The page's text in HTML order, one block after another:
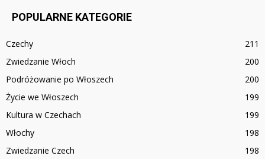
POPULARNE KATEGORIE
Czechy
211
Zwiedzanie Włoch
200
Podróżowanie po Włoszech
200
Życie we Włoszech
199
Kultura w Czechach
199
Włochy
198
Zwiedzanie Czech
198